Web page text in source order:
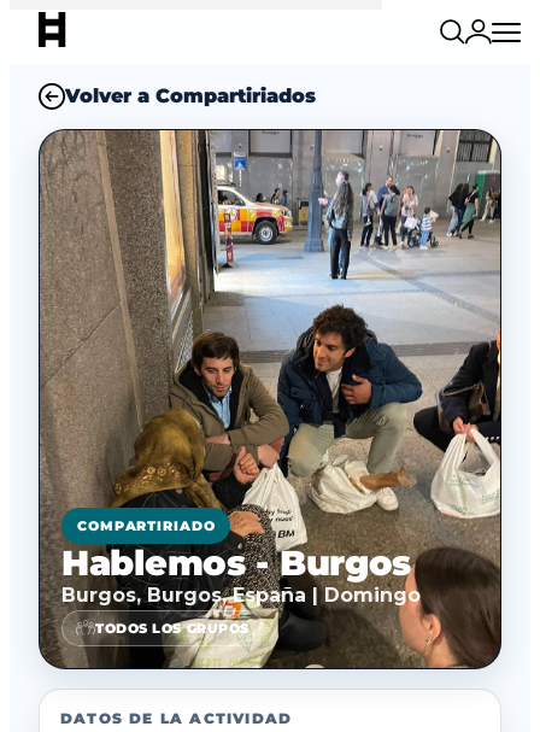
Volver a Compartiriados
COMPARTIRIADO
Hablemos - Burgos
Burgos, Burgos, España | Domingo
TODOS LOS GRUPOS
DATOS DE LA ACTIVIDAD